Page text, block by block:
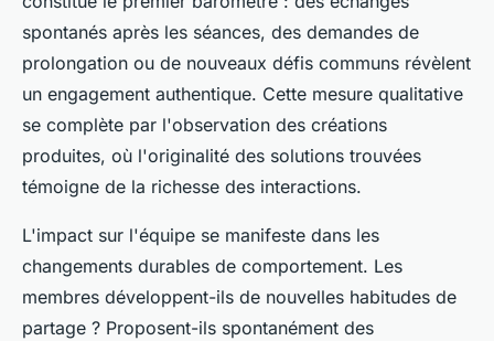
spontanés après les séances, des demandes de
prolongation ou de nouveaux défis communs révèlent
un engagement authentique. Cette mesure qualitative
se complète par l'observation des créations
produites, où l'originalité des solutions trouvées
témoigne de la richesse des interactions.
L'impact sur l'équipe se manifeste dans les
changements durables de comportement. Les
membres développent-ils de nouvelles habitudes de
partage ? Proposent-ils spontanément des